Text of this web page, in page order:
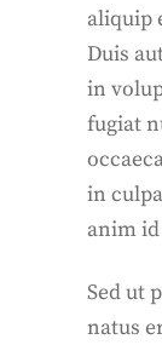
aliquip
Duis
in
fugiat
in
anim
Sed ut
natus